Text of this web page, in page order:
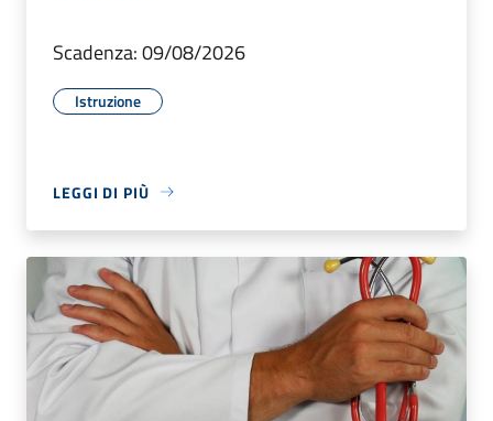
Scadenza: 09/08/2026
Istruzione
LEGGI DI PIÙ